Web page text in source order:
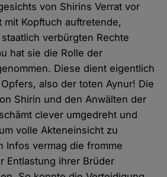
von Shirins Verrat vor
mit Kopftuch auftretende,
verbürgten Rechte
hat sie die Rolle der
Diese dient eigentlich
also der toten Aynur! Die
Shirin und den Anwälten der
clever umgedreht und
volle Akteneinsicht zu
Infos vermag die fromme
Entlastung ihrer Brüder